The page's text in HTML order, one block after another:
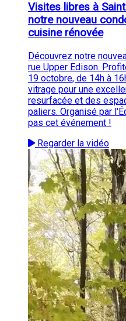
Visites libres à
notre nouveau
cuisine rénovée
Découvrez notre
rue Upper Edison.
19 octobre, de 14h à
vitrage pour une
resurfacée et des
paliers. Organisé par
pas cet événement !
Regarder la vidéo